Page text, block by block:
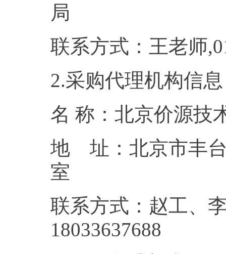
联系方式：王
2.采购代理机构信息
名 称：北
地 址：北京市丰台
联系方式：赵工、